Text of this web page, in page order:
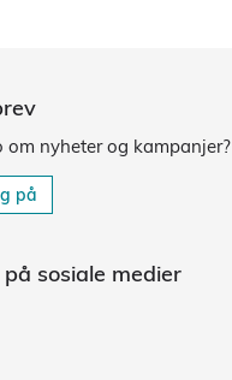
om nyheter og kampanjer?
på
på sosiale medier